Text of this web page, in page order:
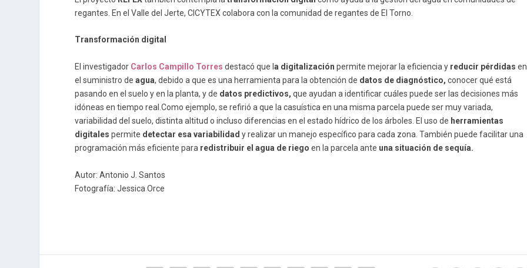
regantes. En el Valle del Jerte, CICYTEX colabora con la comunidad de regantes de El Torno.
Transformación digital
El investigador Carlos Campillo Torres destacó que la digitalización permite mejorar la eficiencia y reducir pérdidas en
el suministro de agua, debido a que es una herramienta para la obtención de datos de diagnóstico, conocer qué está
pasando en el suelo y en la planta, y de datos predictivos, que ayudan a identificar cuáles puede ser las decisiones más
idóneas en tiempo real.Como ejemplo, se refirió a que la casuística en una misma parcela puede ser muy variada,
variabilidad del suelo, distinta altitud o incluso diferencias en el estado hídrico de los árboles. El uso de herramientas
digitales permite detectar esa variabilidad y realizar un manejo específico para cada zona. También puede facilitar una
programación más eficiente para redistribuir el agua de riego en la parcela ante una situación de sequía.
Autor: Antonio J. Santos
Fotografía: Jessica Orce